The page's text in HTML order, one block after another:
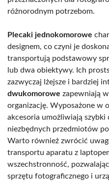
różnorodnym potrzebom.
Plecaki jednokomorowe
designem, co czyni je
transportują podstawowy
lub dwa obiektywy. Ich
zazwyczaj lżejsze i bardziej
dwukomorowe zapewniają
organizację. Wyposażone w
akcesoria umożliwiają
niezbędnych przedmiotów
Warto również zwrócić
transportu aparatu z
wszechstronność,
sprzętu fotograficznego i